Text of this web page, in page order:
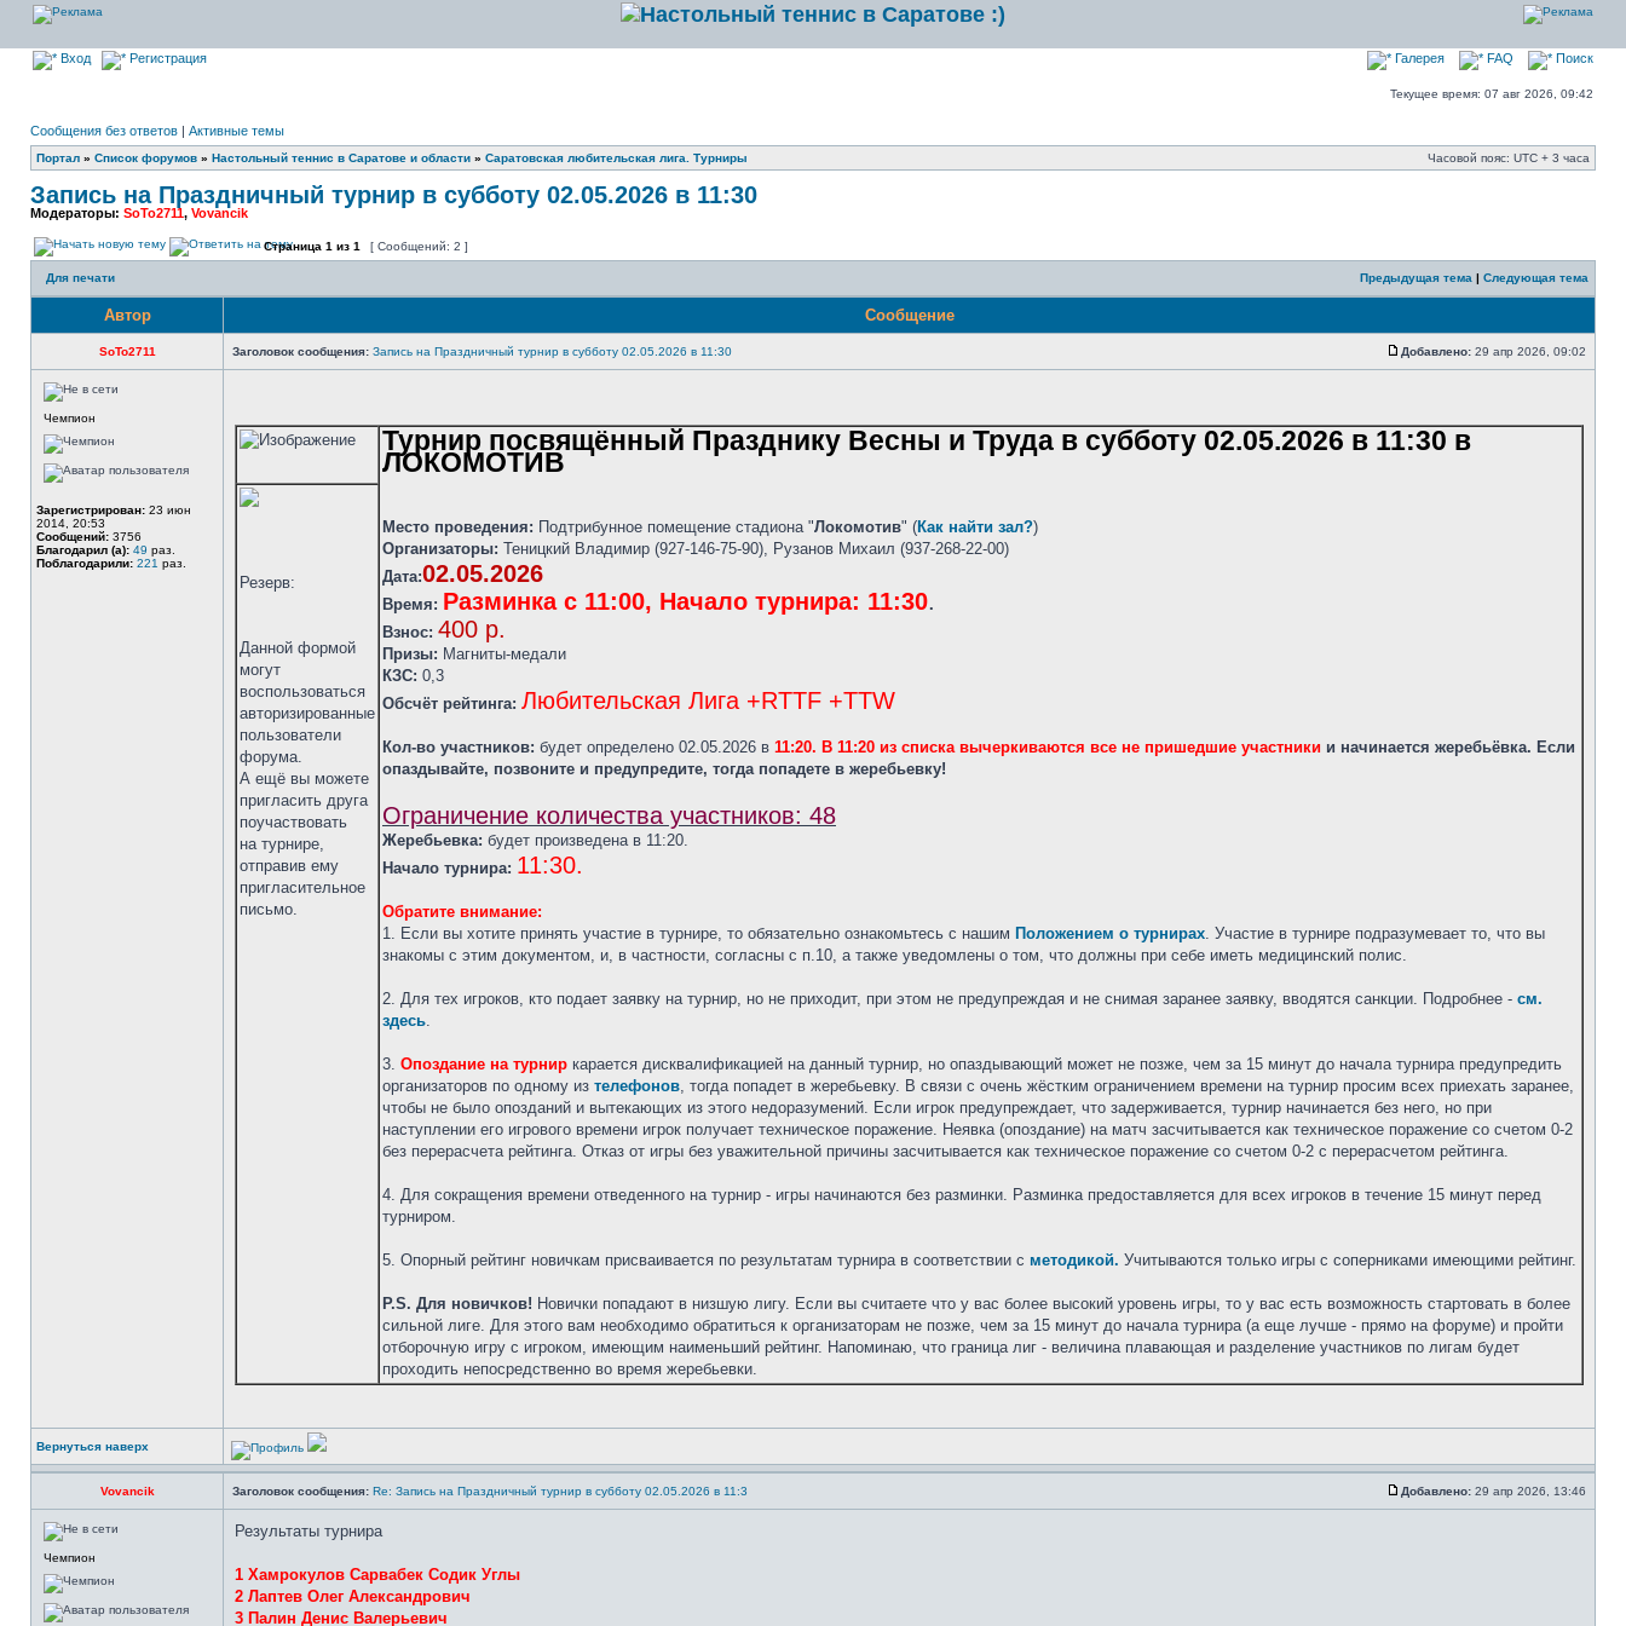
Вход Регистрация Галерея FAQ Поиск
Текущее время: 07 авг 2026, 09:42
Сообщения без ответов | Активные темы
Портал » Список форумов » Настольный теннис в Саратове и области » Саратовская любительская лига. Турниры Часовой пояс: UTC + 3 часа
Запись на Праздничный турнир в субботу 02.05.2026 в 11:30
Модераторы: SoTo2711, Vovancik
Страница 1 из 1 [ Сообщений: 2 ]
Для печати Предыдущая тема | Следующая тема
Автор Сообщение
SoTo2711 Заголовок сообщения: Запись на Праздничный турнир в субботу 02.05.2026 в 11:30 Добавлено: 29 апр 2026, 09:02
Чемпион
Зарегистрирован: 23 июн
2014, 20:53
Сообщений: 3756
Благодарил (а): 49 раз.
Поблагодарили: 221 раз.
Турнир посвящённый Празднику Весны и Труда в субботу 02.05.2026 в 11:30 в
ЛОКОМОТИВ
Место проведения: Подтрибунное помещение стадиона "Локомотив" (Как найти зал?)
Организаторы: Теницкий Владимир (927-146-75-90), Рузанов Михаил (937-268-22-00)
Дата:02.05.2026
Время: Разминка с 11:00, Начало турнира: 11:30.
Взнос: 400 р.
Призы: Магниты-медали
КЗС: 0,3
Обсчёт рейтинга: Любительская Лига +RTTF +TTW
Кол-во участников: будет определено 02.05.2026 в 11:20. В 11:20 из списка вычеркиваются все не пришедшие участники и начинается жеребьёвка. Если
опаздывайте, позвоните и предупредите, тогда попадете в жеребьевку!
Ограничение количества участников: 48
Жеребьевка: будет произведена в 11:20.
Начало турнира: 11:30.
Обратите внимание:
1. Если вы хотите принять участие в турнире, то обязательно ознакомьтесь с нашим Положением о турнирах. Участие в турнире подразумевает то, что вы
знакомы с этим документом, и, в частности, согласны с п.10, а также уведомлены о том, что должны при себе иметь медицинский полис.
2. Для тех игроков, кто подает заявку на турнир, но не приходит, при этом не предупреждая и не снимая заранее заявку, вводятся санкции. Подробнее - см.
здесь.
3. Опоздание на турнир карается дисквалификацией на данный турнир, но опаздывающий может не позже, чем за 15 минут до начала турнира предупредить
организаторов по одному из телефонов, тогда попадет в жеребьевку. В связи с очень жёстким ограничением времени на турнир просим всех приехать заранее,
чтобы не было опозданий и вытекающих из этого недоразумений. Если игрок предупреждает, что задерживается, турнир начинается без него, но при
наступлении его игрового времени игрок получает техническое поражение. Неявка (опоздание) на матч засчитывается как техническое поражение со счетом 0-2
без перерасчета рейтинга. Отказ от игры без уважительной причины засчитывается как техническое поражение со счетом 0-2 с перерасчетом рейтинга.
4. Для сокращения времени отведенного на турнир - игры начинаются без разминки. Разминка предоставляется для всех игроков в течение 15 минут перед
турниром.
5. Опорный рейтинг новичкам присваивается по результатам турнира в соответствии с методикой. Учитываются только игры с соперниками имеющими рейтинг.
P.S. Для новичков! Новички попадают в низшую лигу. Если вы считаете что у вас более высокий уровень игры, то у вас есть возможность стартовать в более
сильной лиге. Для этого вам необходимо обратиться к организаторам не позже, чем за 15 минут до начала турнира (а еще лучше - прямо на форуме) и пройти
отборочную игру с игроком, имеющим наименьший рейтинг. Напоминаю, что граница лиг - величина плавающая и разделение участников по лигам будет
проходить непосредственно во время жеребьевки.
Резерв:
Данной формой
могут
воспользоваться
авторизированные
пользователи
форума.
А ещё вы можете
пригласить друга
поучаствовать
на турнире,
отправив ему
пригласительное
письмо.
Вернуться наверх
Vovancik Заголовок сообщения: Re: Запись на Праздничный турнир в субботу 02.05.2026 в 11:3 Добавлено: 29 апр 2026, 13:46
Чемпион
Результаты турнира
1 Хамрокулов Сарвабек Содик Углы
2 Лаптев Олег Александрович
3 Палин Денис Валерьевич